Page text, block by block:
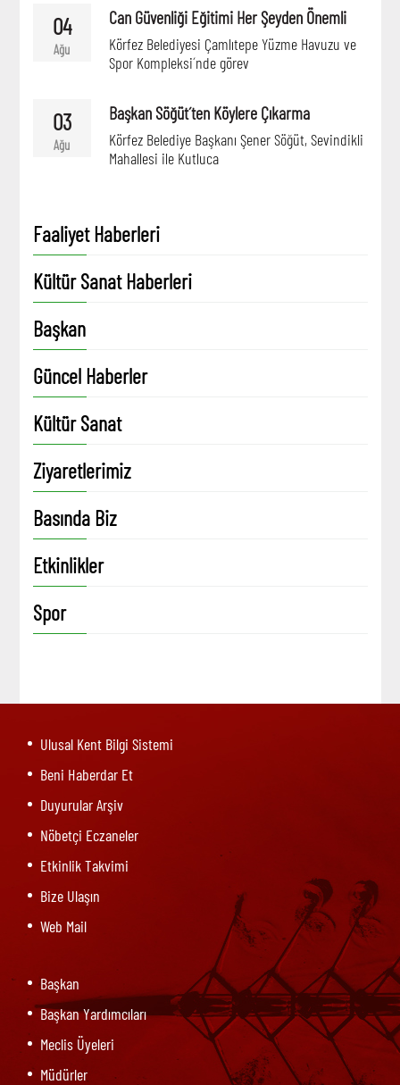
04
Ağu
Can Güvenliği Eğitimi Her Şeyden Önemli
Körfez Belediyesi Çamlıtepe Yüzme Havuzu ve
Spor Kompleksi´nde görev
03
Ağu
Başkan Söğüt´ten Köylere Çıkarma
Körfez Belediye Başkanı Şener Söğüt, Sevindikli
Mahallesi ile Kutluca
Faaliyet Haberleri
Kültür Sanat Haberleri
Başkan
Güncel Haberler
Kültür Sanat
Ziyaretlerimiz
Basında Biz
Etkinlikler
Spor
Ulusal Kent Bilgi Sistemi
Beni Haberdar Et
Duyurular Arşiv
Nöbetçi Eczaneler
Etkinlik Takvimi
Bize Ulaşın
Web Mail
Başkan
Başkan Yardımcıları
Meclis Üyeleri
Müdürler